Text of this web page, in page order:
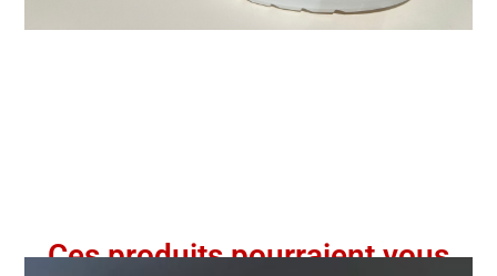
Ces produits pourraient vous